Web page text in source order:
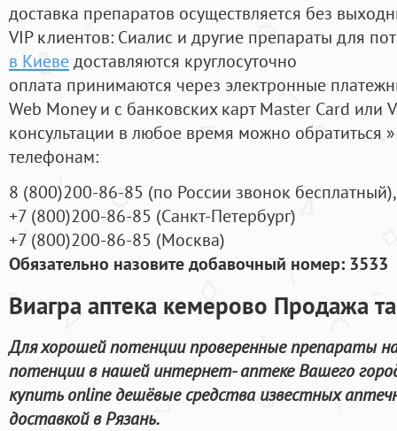
доставка препаратов осуществляется без
VIP клиентов: Сиалис и другие препараты для
в Киеведоставляются круглосуточно
оплата принимаются через электронные
Web Money и с банковских карт Master Card или
консультации в любое время можно обратиться
телефонам:
8 (800)200-86-85 (по России звонок бесплатный),
+7 (800)200-86-85 (Санкт-Петербург)
+7 (800)200-86-85 (Москва)
Обязательно назовите добавочный номер: 3533
Виагра аптека кемерово Продажа
Для хорошей потенции проверенные препараты
потенции в нашей интернет- аптеке Вашего
купить online дешёвые средства известных
доставкой в Рязань.